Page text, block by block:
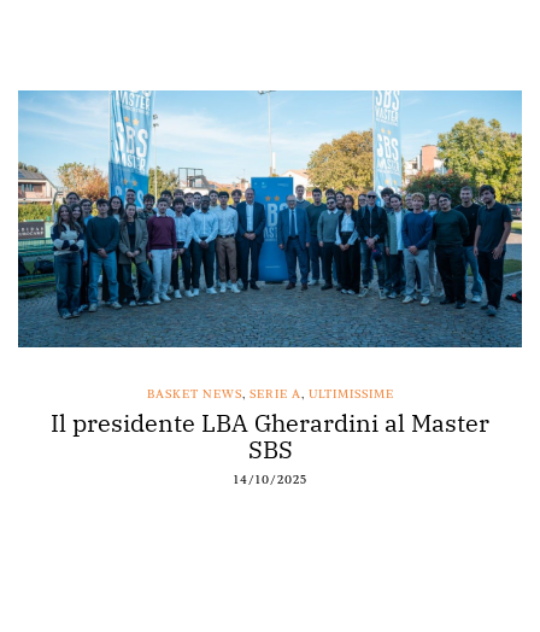
BASKET NEWS, SERIE A, ULTIMISSIME
Il presidente LBA Gherardini al Master
SBS
14/10/2025